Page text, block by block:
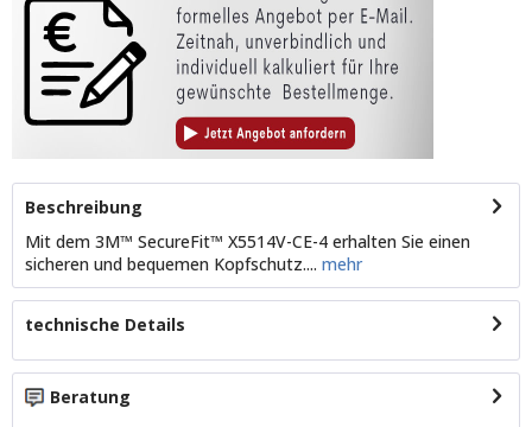
Beschreibung
Mit dem 3M™ SecureFit™ X5514V-CE-4 erhalten Sie einen
sicheren und bequemen Kopfschutz.... mehr
technische Details
Beratung